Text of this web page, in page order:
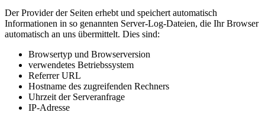
Der Provider der Seiten erhebt und speichert automatisch
Informationen in so genannten Server-Log-Dateien, die Ihr Browser
automatisch an uns übermittelt. Dies sind:
Browsertyp und Browserversion
verwendetes Betriebssystem
Referrer URL
Hostname des zugreifenden Rechners
Uhrzeit der Serveranfrage
IP-Adresse